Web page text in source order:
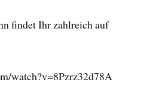
findet Ihr zahlreich auf
watch?v=8Pzrz32d78A